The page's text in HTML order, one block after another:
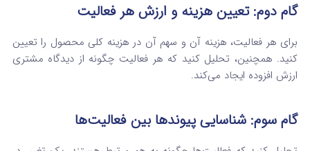
گام دوم: تعیین هزینه و ارزش هر فعالیت
برای هر فعالیت، هزینه آن و سهم آن در هزینه کلی محصول را تعیین
کنید. همچنین، تحلیل کنید که هر فعالیت چگونه از دیدگاه مشتری
ارزش افزوده ایجاد می‌کند.
گام سوم: شناسایی پیوندها بین فعالیت‌ها